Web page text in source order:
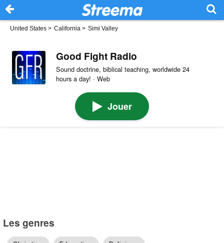
United States > California > Simi Valley
Good Fight Radio
Sound doctrine, biblical teaching, worldwide 24
hours a day! · Web
Jouer
Les genres